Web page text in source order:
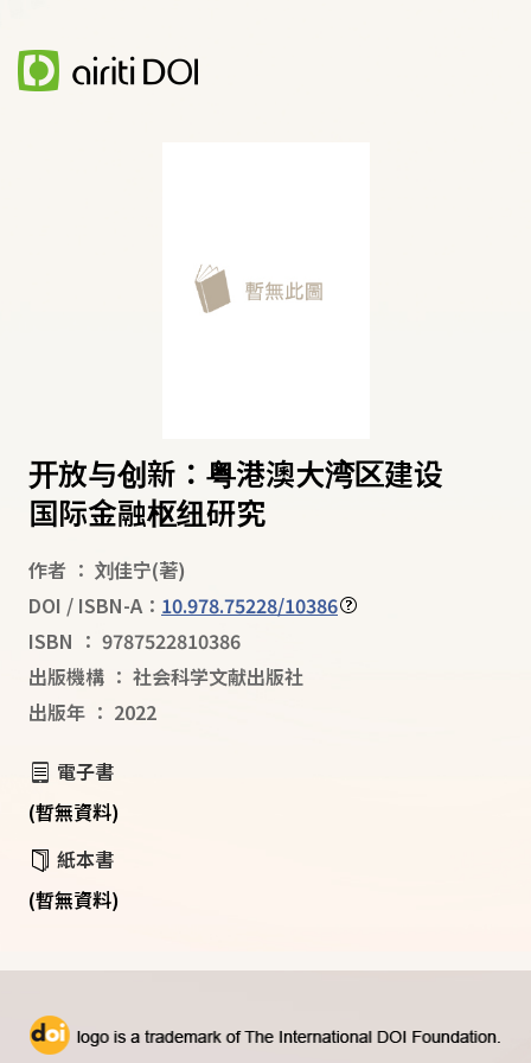
开放与创新：粤港澳大湾区建设
国际金融枢纽研究
作者 ： 刘佳宁(著)
DOI / ISBN-A： 10.978.75228/10386
ISBN ： 9787522810386
出版機構 ： 社会科学文献出版社
出版年 ： 2022
電子書
(暫無資料)
紙本書
(暫無資料)